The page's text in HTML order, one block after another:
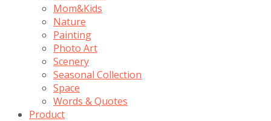
Mom&Kids
Nature
Painting
Photo Art
Scenery
Seasonal Collection
Space
Words & Quotes
Product